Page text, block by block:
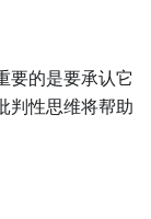
要的是要承认它
判性思维将帮助